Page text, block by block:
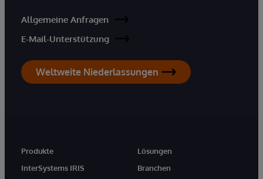
Allgemeine Anfragen
E-Mail-Unterstützung
Weltweite Niederlassungen
Produkte
InterSystems IRIS
Lösungen
Branchen